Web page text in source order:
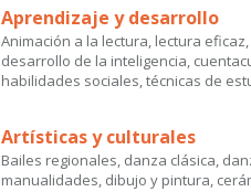
Aprendizaje y desarrollo
Animación a la lectura, lectura
desarrollo de la inteligencia,
habilidades sociales, técnicas de
Artísticas y culturales
Bailes regionales, danza clásica,
manualidades, dibujo y pintura,